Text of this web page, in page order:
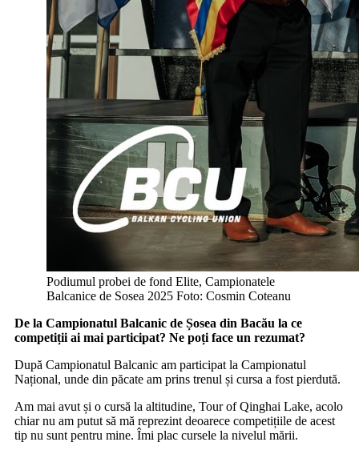
Podiumul probei de fond Elite, Campionatele
Balcanice de Sosea 2025 Foto: Cosmin Coteanu
De la Campionatul Balcanic de Șosea din Bacău la ce
competiții ai mai participat? Ne poți face un rezumat?
După Campionatul Balcanic am participat la Campionatul
Național, unde din păcate am prins trenul și cursa a fost pierdută.
Am mai avut și o cursă la altitudine, Tour of Qinghai Lake, acolo
chiar nu am putut să mă reprezint deoarece competițiile de acest
tip nu sunt pentru mine. Îmi plac cursele la nivelul mării.